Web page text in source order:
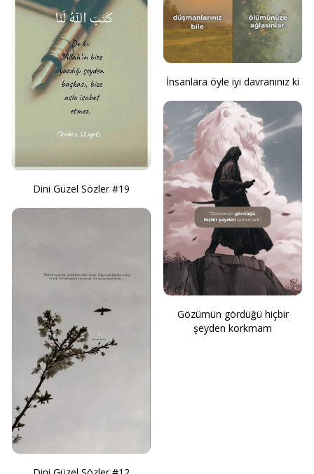
Dini Güzel Sözler #19
İnsanlara öyle iyi davranınız ki
Gözümün gördüğü hiçbir
şeyden korkmam